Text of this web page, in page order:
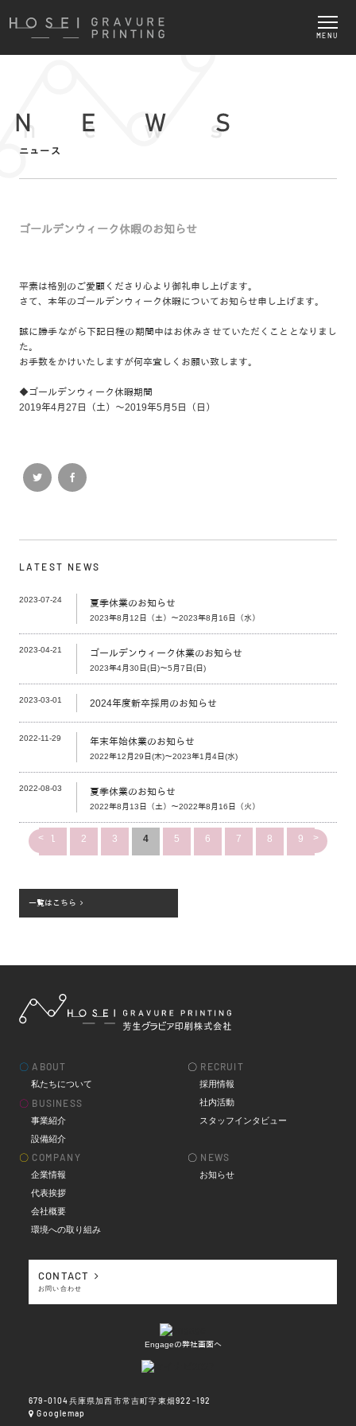
MENU
ニュース
ゴールデンウィーク休暇のお知らせ
平素は格別のご愛顧くださり心より御礼申し上げます。
さて、本年のゴールデンウィーク休暇についてお知らせ申し上げます。
誠に勝手ながら下記日程の期間中はお休みさせていただくこととなりまし
た。
お手数をかけいたしますが何卒宜しくお願い致します。
◆ゴールデンウィーク休暇期間
2019年4月27日（土）～2019年5月5日（日）
LATEST NEWS
2023-07-24 夏季休業のお知らせ
2023年8月12日（土）～2023年8月16日（水）
2023-04-21 ゴールデンウィーク休業のお知らせ
2023年4月30日(日)～5月7日(日)
2023-03-01 2024年度新卒採用のお知らせ
2022-11-29 年末年始休業のお知らせ
2022年12月29日(木)～2023年1月4日(水)
2022-08-03 夏季休業のお知らせ
2022年8月13日（土）～2022年8月16日（火）
< 1 2 3 4 5 6 7 8 9 >
一覧はこちら
〇 ABOUT 〇 RECRUIT
私たちについて 採用情報
〇 BUSINESS
社内活動
事業紹介
スタッフインタビュー
設備紹介
〇 COMPANY 〇 NEWS
企業情報
お知らせ
代表挨拶
会社概要
環境への取り組み
CONTACT
お問い合わせ
Engageの弊社画面へ
679-0104兵庫県加西市常吉町字東畑922-192
Googlemap